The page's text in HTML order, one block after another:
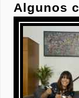
Algunos